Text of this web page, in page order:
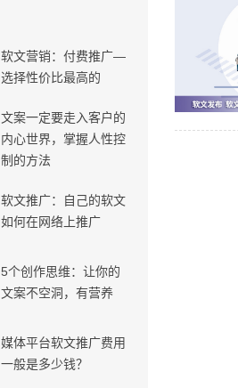
软文营销：付费推广—
选择性价比最高的
文案一定要走入客户的
内心世界，掌握人性控
制的方法
软文推广：自己的软文
如何在网络上推广
5个创作思维：让你的
文案不空洞，有营养
媒体平台软文推广费用
一般是多少钱？